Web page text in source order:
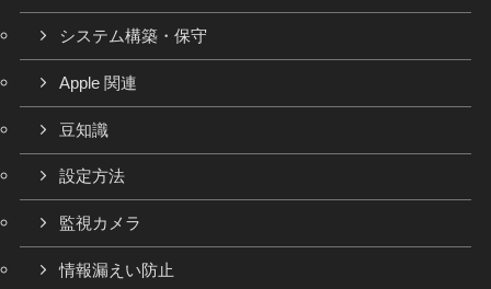
システム構築・保守
Apple 関連
豆知識
設定方法
監視カメラ
情報漏えい防止